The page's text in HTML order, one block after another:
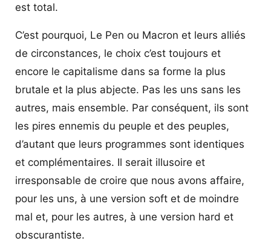
est total.
C’est pourquoi, Le Pen ou Macron et leurs alliés
de circonstances, le choix c’est toujours et
encore le capitalisme dans sa forme la plus
brutale et la plus abjecte. Pas les uns sans les
autres, mais ensemble. Par conséquent, ils sont
les pires ennemis du peuple et des peuples,
d’autant que leurs programmes sont identiques
et complémentaires. Il serait illusoire et
irresponsable de croire que nous avons affaire,
pour les uns, à une version soft et de moindre
mal et, pour les autres, à une version hard et
obscurantiste.